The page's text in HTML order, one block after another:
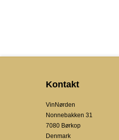
Kontakt
VinNørden
Nonnebakken 31
7080 Børkop
Denmark